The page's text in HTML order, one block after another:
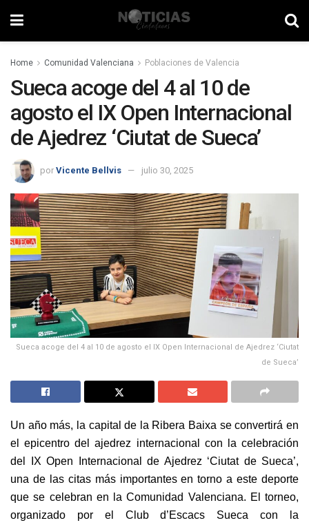
Home Comunidad Valenciana Poblaciones de Valencia
Sueca acoge del 4 al 10 de
agosto el IX Open Internacional
de Ajedrez ‘Ciutat de Sueca’
por Vicente Bellvis julio 30, 2025
Sueca acoge del 4 al 10 de agosto el IX Open Internacional de Ajedrez ‘Ciutat
de Sueca’
Un año más, la capital de la Ribera Baixa se convertirá en
el epicentro del ajedrez internacional con la celebración
del IX Open Internacional de Ajedrez ‘Ciutat de Sueca’,
una de las citas más importantes en torno a este deporte
que se celebran en la Comunidad Valenciana. El torneo,
organizado por el Club d’Escacs Sueca con la